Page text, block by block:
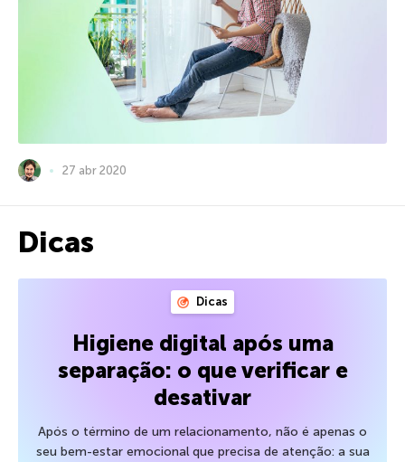
27 abr 2020
Dicas
Dicas
Higiene digital após uma
separação: o que verificar e
desativar
Após o término de um relacionamento, não é apenas o
seu bem-estar emocional que precisa de atenção: a sua